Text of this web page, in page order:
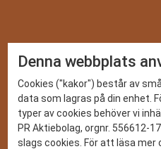
DET
CASE
TA DEL AV
Vi ger dig de senaste
sociala medier och digitalt.
så
Denna webbplats
Cookies ("kakor") består av
data som lagras på din enhet.
typer av cookies behöver vi
PR Aktiebolag, orgnr. 556612-
slags cookies. För att läsa mer